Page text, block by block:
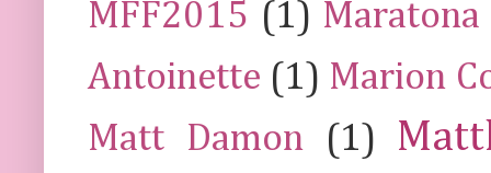
MFF2015 (1) Maratona
Antoinette (1) Marion
Matt Damon
(1)